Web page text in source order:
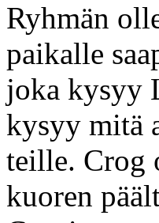
Ryhmän
paikalle
joka kysyy
kysyy mitä
teille. Crog
kuoren